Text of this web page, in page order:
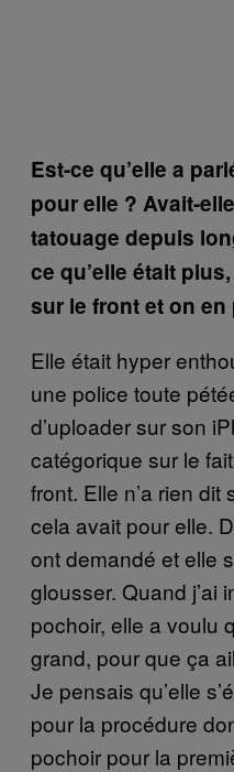
Est-ce qu’elle a
pour elle ? Avait-
tatouage depuis
ce qu’elle était
sur le front et on en
Elle était hyper
une police toute
d’uploader sur son
catégorique sur le
front. Elle n’a rien
cela avait pour elle.
ont demandé et elle
glousser. Quand j’ai
pochoir, elle a voulu
grand, pour que ça
Je pensais qu’elle
pour la procédure
pochoir pour la